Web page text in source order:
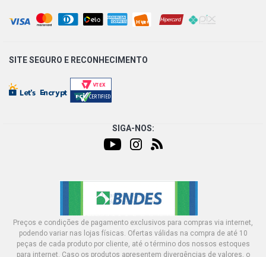
SITE SEGURO E RECONHECIMENTO
SIGA-NOS:
Preços e condições de pagamento exclusivos para compras via internet,
podendo variar nas lojas físicas. Ofertas válidas na compra de até 10
peças de cada produto por cliente, até o término dos nossos estoques
para internet. Caso os produtos apresentem divergências de valores, o